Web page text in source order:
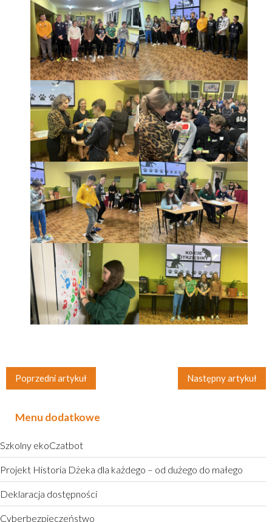
Menu dodatkowe
Szkolny ekoCzatbot
Projekt Historia Dżeka dla każdego – od dużego do małego
Deklaracja dostępności
Cyberbezpieczeństwo
Poprzedni artykuł Następny artykuł